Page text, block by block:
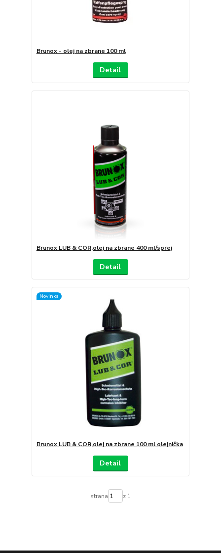
Brunox - olej na zbrane 100 ml
Detail
Brunox LUB & COR,olej na zbrane 400 ml/sprej
Detail
Novinka
Brunox LUB & COR,olej na zbrane 100 ml olejnička
Detail
strana z 1